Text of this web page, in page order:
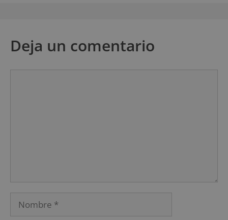
Deja un comentario